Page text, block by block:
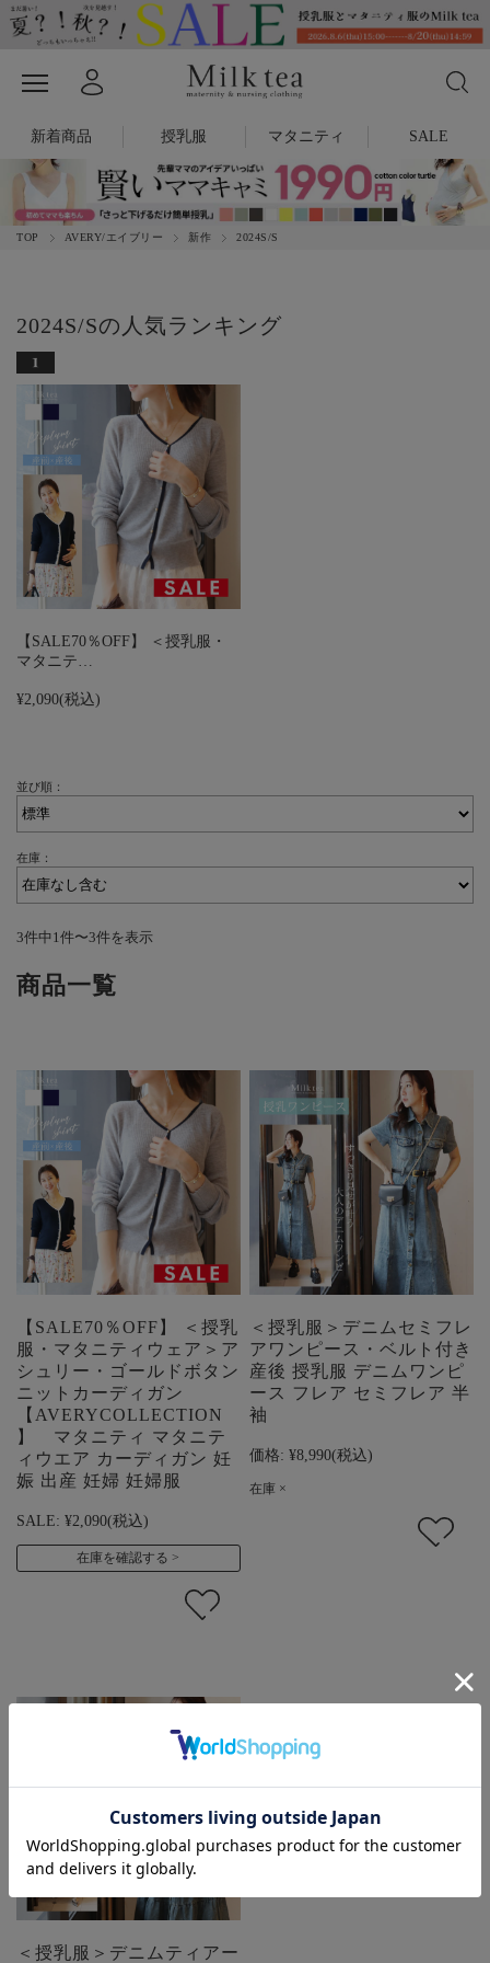
新着商品 授乳服 マタニティ SALE
TOP AVERY/エイブリー 新作 2024S/S
2024S/Sの人気ランキング
【SALE70％OFF】 ＜授乳服・
マタニテ…
¥2,090(税込)
並び順：
在庫：
3件中1件〜3件を表示
商品一覧
【SALE70％OFF】 ＜授乳
服・マタニティウェア＞ア
シュリー・ゴールドボタン
ニットカーディガン
【AVERYCOLLECTION
】 マタニティ マタニテ
ィウエア カーディガン 妊
娠 出産 妊婦 妊婦服
SALE: ¥2,090(税込)
在庫を確認する
＜授乳服＞デニムセミフレ
アワンピース・ベルト付き
産後 授乳服 デニムワンピ
ース フレア セミフレア 半
袖
価格: ¥8,990(税込)
在庫 ×
＜授乳服＞デニムティアー